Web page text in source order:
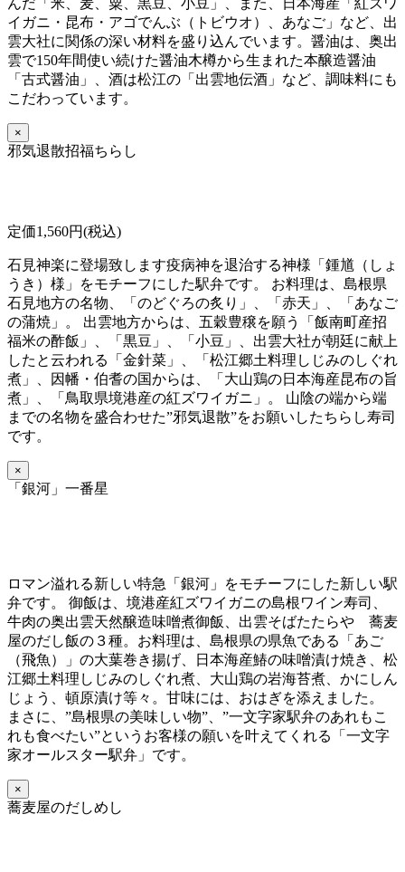
んだ「米、麦、粟、黒豆、小豆」、また、日本海産「紅ズワ
イガニ・昆布・アゴでんぶ（トビウオ）、あなご」など、出
雲大社に関係の深い材料を盛り込んでいます。醤油は、奥出
雲で150年間使い続けた醤油木樽から生まれた本醸造醤油
「古式醤油」、酒は松江の「出雲地伝酒」など、調味料にも
こだわっています。
×
邪気退散招福ちらし
定価1,560円(税込)
石見神楽に登場致します疫病神を退治する神様「鍾馗（しょ
うき）様」をモチーフにした駅弁です。 お料理は、島根県
石見地方の名物、「のどぐろの炙り」、「赤天」、「あなご
の蒲焼」。 出雲地方からは、五穀豊穣を願う「飯南町産招
福米の酢飯」、「黒豆」、「小豆」、出雲大社が朝廷に献上
したと云われる「金針菜」、「松江郷土料理しじみのしぐれ
煮」、因幡・伯耆の国からは、「大山鶏の日本海産昆布の旨
煮」、「鳥取県境港産の紅ズワイガニ」。 山陰の端から端
までの名物を盛合わせた”邪気退散”をお願いしたちらし寿司
です。
×
「銀河」一番星
ロマン溢れる新しい特急「銀河」をモチーフにした新しい駅
弁です。 御飯は、境港産紅ズワイガニの島根ワイン寿司、
牛肉の奥出雲天然醸造味噌煮御飯、出雲そばたたらや 蕎麦
屋のだし飯の３種。お料理は、島根県の県魚である「あご
（飛魚）」の大葉巻き揚げ、日本海産鰆の味噌漬け焼き、松
江郷土料理しじみのしぐれ煮、大山鶏の岩海苔煮、かにしん
じょう、頓原漬け等々。甘味には、おはぎを添えました。
まさに、”島根県の美味しい物”、”一文字家駅弁のあれもこ
れも食べたい”というお客様の願いを叶えてくれる「一文字
家オールスター駅弁」です。
×
蕎麦屋のだしめし